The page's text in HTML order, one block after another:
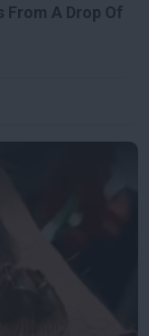
From A Drop Of